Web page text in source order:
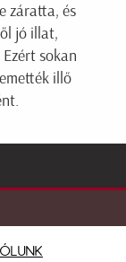
záratta, és
jó illat,
sokan
illő